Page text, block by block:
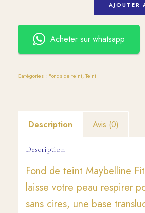
AJOUTER
Acheter sur whatsapp
Catégories : Fonds de teint,Teint
Description Avis (0)
Description
Fond de teint Maybelline
laisse votre peau respirer
sans cires, une base